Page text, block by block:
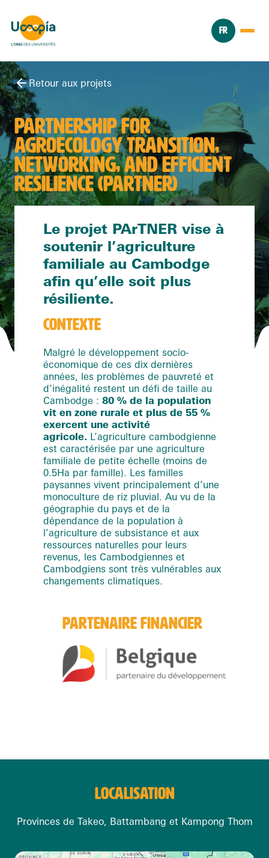
FR
Retour aux projets
PARTNERSHIP FOR
AGROECOLOGY TRANSITION,
NETWORKING, AND EFFICIENT
RESILIENCE (PARTNER)
Le projet PArTNER vise à
soutenir l’agriculture
familiale au Cambodge
afin qu’elle soit plus
résiliente.
CONTEXTE
Malgré le développement socio-
économique de ces dix dernières
années, les problèmes de pauvreté et
d’inégalité restent un défi de taille au
Cambodge : 80 % de la population
vit en zone rurale et plus de 55 %
exercent une activité
agricole. L’agriculture cambodgienne
est caractérisée par une agriculture
familiale de petite échelle (moins de
0.5Ha par famille). Les familles
paysannes vivent principalement d’une
monoculture de riz pluvial. Au vu de la
géographie du pays et de la
dépendance de la population à
l’agriculture de subsistance et aux
ressources naturelles pour leurs
revenus, les Cambodgiennes et
Cambodgiens sont très vulnérables aux
changements climatiques.
PARTENAIRE FINANCIER
LOCALISATION
Provinces de Takeo, Battambang et Kampong Thom